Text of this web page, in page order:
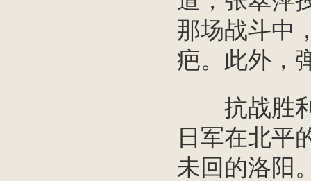
那场战斗中
疤。此外，
抗战胜利
日军在北平
未回的洛阳